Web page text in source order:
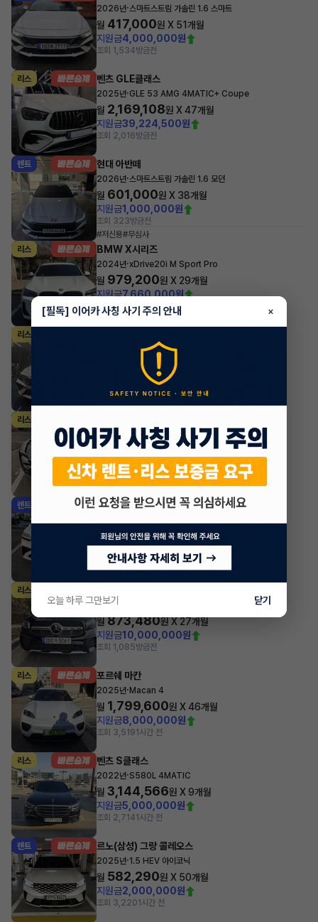
2026년·스마트스트림 가솔린 1.6 스마트
월 417,000원 X 51개월
지원금4,000,000원
조회 1,534방금전
리스 벤츠 GLE클래스
2025년·GLE 53 AMG 4MATIC+ Coupe
월 2,169,108원 X47개월
지원금39,224,500원
조회 2,016방금전
렌트 현대 아반떼
2026년·스마트스트림 가솔린 1.6 모던
월 601,000원 X 38개월
지원금1,000,000원
조회 323방금전
#저신용#무심사
리스
BMW X시리즈
2024년·xDrive20i M Sport Pro
월 979,200원 X 29개월
지원금7,660,000원
조회 2,975방금전
리스
스마트스트림 가솔린 1.6 인스퍼레이션
450,100 원 X23
방금전
리스
2023년 Taycan
월 1,933,380 원 X24 개월
지원금7,000,000원
조회 3,949 방금전
렌트 제네시스 GV70
월1,076,205원 X36개월
조회 4,375 방금전
리스
2023년
월 873,480원 X 27개월
지원금10,000,000원
조회 1,085방금전
리스 포르쉐 마칸
2025년· Macan 4
월 1,799,600원 X46개월
지원금8,000,000원
조회 3,5191시간 전
리스 벤츠 S클래스
2022년·S580L 4MATIC
월 3,144,566원 X9개월
지원금5,000,000원
조회 2,7141시간 전
렌트 르노(삼성) 그랑 콜레오스
2025년·1.5 HEV 아이코닉
월 582,290원 X 50개월
지원금2,000,000원
조회 3,2201시간 전
[필독] 이어카 사칭 사기 주의 안내 ×
오늘 하루 그만보기 닫기